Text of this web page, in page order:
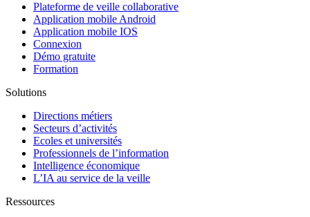
Plateforme de veille collaborative
Application mobile Android
Application mobile IOS
Connexion
Démo gratuite
Formation
Solutions
Directions métiers
Secteurs d’activités
Ecoles et universités
Professionnels de l’information
Intelligence économique
L’IA au service de la veille
Ressources